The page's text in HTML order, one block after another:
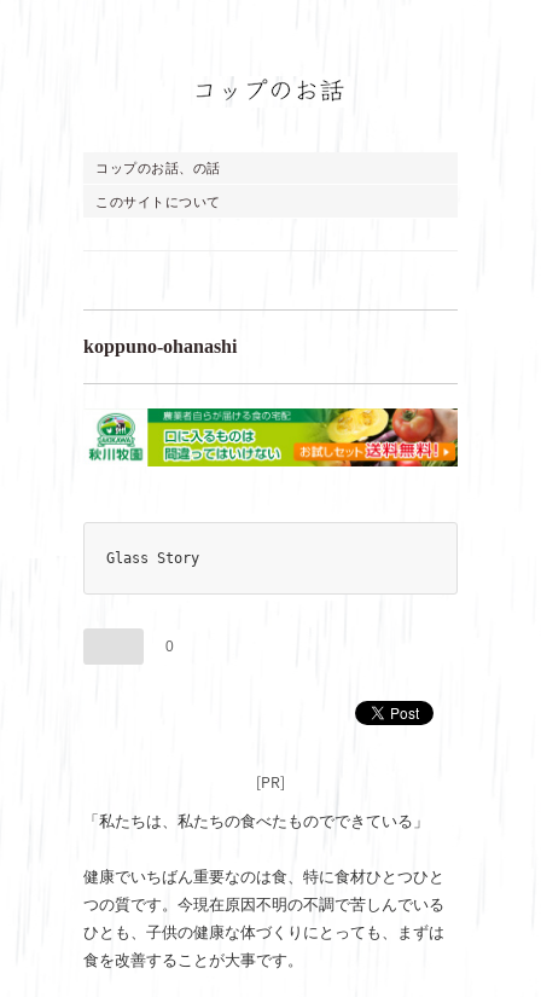
コップのお話、の話
このサイトについて
koppuno-ohanashi
Glass Story
0
[PR]
「私たちは、私たちの食べたものでできている」
健康でいちばん重要なのは食、特に食材ひとつひと
つの質です。今現在原因不明の不調で苦しんでいる
ひとも、子供の健康な体づくりにとっても、まずは
食を改善することが大事です。